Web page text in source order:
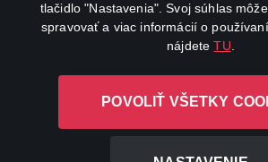
tlačidlo "Nastavenia". Svoj súhlas
spravovať a viac informácií o
nájdeteTU
POVOLIŤ VŠETKY
Canal+ Luxembourg S. à r.l. so sídlom Rue